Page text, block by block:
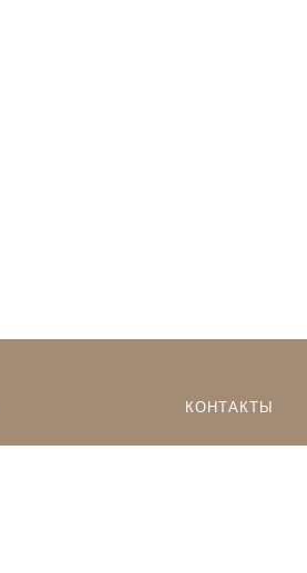
КОНТАКТЫ
8-968-553-15-85